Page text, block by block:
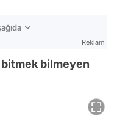
Reklam
bilmeyen